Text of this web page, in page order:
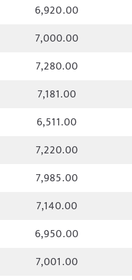
6,920.00
7,000.00
7,280.00
7,181.00
6,511.00
7,220.00
7,985.00
7,140.00
6,950.00
7,001.00